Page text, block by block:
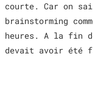
courte. Car on
brainstorming
heures. A la fin
devait avoir été